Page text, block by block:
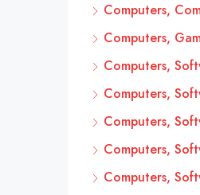
Computers,
Computers,
Computers,
Computers,
Computers,
Computers,
Computers,